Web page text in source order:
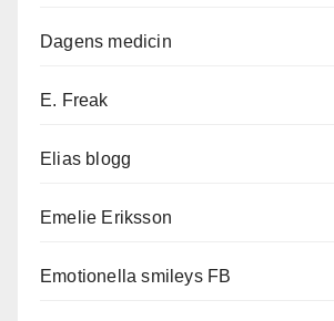
Dagens medicin
E. Freak
Elias blogg
Emelie Eriksson
Emotionella smileys FB